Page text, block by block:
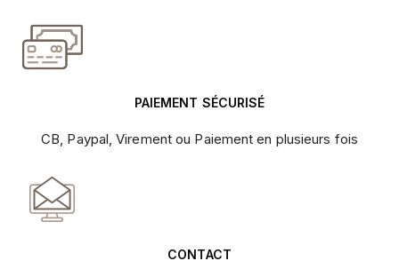
PAIEMENT SÉCURISÉ
CB, Paypal, Virement ou Paiement en plusieurs fois
CONTACT